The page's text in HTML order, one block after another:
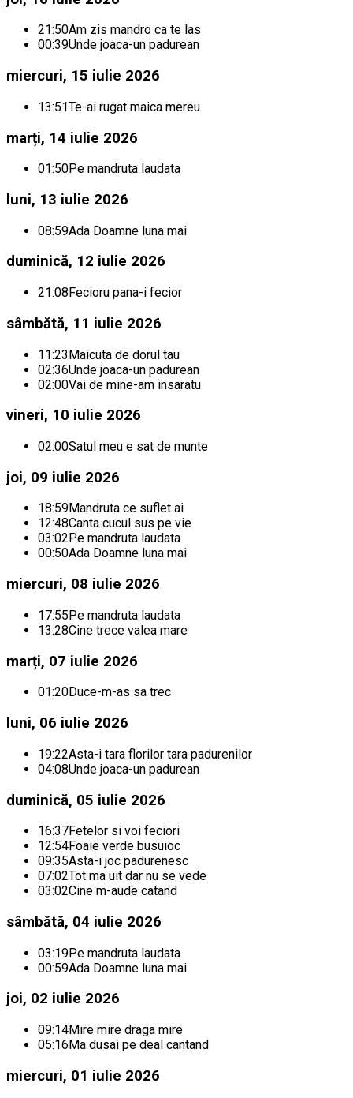
21:50Am zis mandro ca te las
00:39Unde joaca-un padurean
miercuri, 15 iulie 2026
13:51Te-ai rugat maica mereu
marți, 14 iulie 2026
01:50Pe mandruta laudata
luni, 13 iulie 2026
08:59Ada Doamne luna mai
duminică, 12 iulie 2026
21:08 Fecioru pana-i fecior
sâmbătă, 11 iulie 2026
11:23Maicuta de dorul tau
02:36Unde joaca-un padurean
02:00Vai de mine-am insaratu
vineri, 10 iulie 2026
02:00Satul meu e sat de munte
joi, 09 iulie 2026
18:59Mandruta ce suflet ai
12:48Canta cucul sus pe vie
03:02 Pe mandruta laudata
00:50Ada Doamne luna mai
miercuri, 08 iulie 2026
17:55Pe mandruta laudata
13:28Cine trece valea mare
marți, 07 iulie 2026
01:20Duce-m-as sa trec
luni, 06 iulie 2026
19:22Asta-i tara florilor tara padurenilor
04:08Unde joaca-un padurean
duminică, 05 iulie 2026
16:37Fetelor si voi feciori
12:54Foaie verde busuioc
09:35Asta-i joc padurenesc
07:02Tot ma uit dar nu se vede
03:02Cine m-aude catand
sâmbătă, 04 iulie 2026
03:19Pe mandruta laudata
00:59Ada Doamne luna mai
joi, 02 iulie 2026
09:14Mire mire draga mire
05:16Ma dusai pe deal cantand
miercuri, 01 iulie 2026